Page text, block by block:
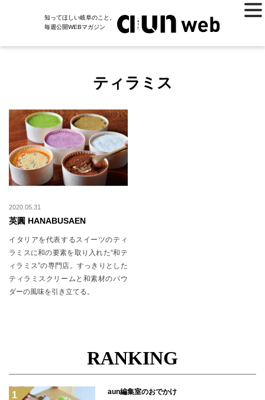
知ってほしい岐阜のこと。
毎週公開WEBマガジン
ティラミス
2020.05.31
英圓 HANABUSAEN
イタリアを代表するスイーツのティ
ラミスに和の要素を取り入れた“和テ
ィラミス”の専門店。すっきりとした
ティラミスクリームと和素材のパウ
ダーの風味を引き立てる。
RANKING
aun編集室のおでかけ